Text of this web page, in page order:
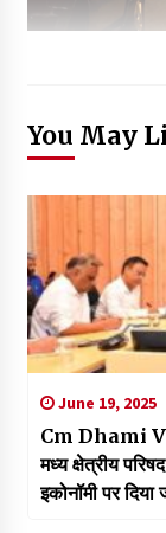
You May
June 19, 2025
Cm Dhami
मध्य क्षेत्रीय
इकोनॉमी पर दिया जोर मुख्यमंत्री पुष्कर सिंह धामी ने